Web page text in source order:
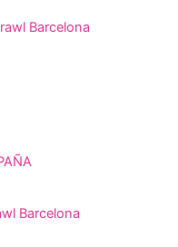
Barcelona
Barcelona